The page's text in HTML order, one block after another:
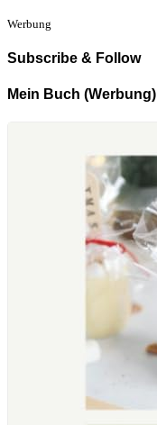
Werbung
Subscribe & Follow
Mein Buch (Werbung)